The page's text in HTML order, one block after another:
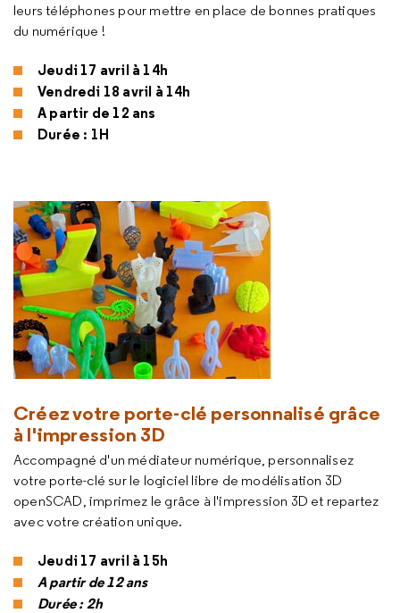
leurs téléphones pour mettre en place de bonnes pratiques
du numérique !
Jeudi 17 avril à 14h
Vendredi 18 avril à 14h
A partir de 12 ans
Durée : 1H
Créez votre porte-clé personnalisé grâce
à l'impression 3D
Accompagné d'un médiateur numérique, personnalisez
votre porte-clé sur le logiciel libre de modélisation 3D
openSCAD, imprimez le grâce à l'impression 3D et repartez
avec votre création unique.
Jeudi 17 avril à 15h
A partir de 12 ans
Durée : 2h